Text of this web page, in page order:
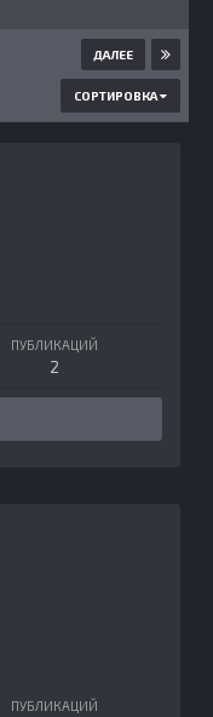
ДАЛЕЕ
СОРТИРОВКА
ПУБЛИКАЦИЙ
2
ПУБЛИКАЦИЙ